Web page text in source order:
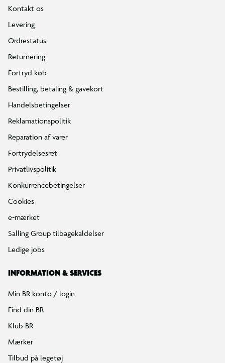
Kontakt os
Levering
Ordrestatus
Returnering
Fortryd køb
Bestilling, betaling & gavekort
Handelsbetingelser
Reklamationspolitik
Reparation af varer
Fortrydelsesret
Privatlivspolitik
Konkurrencebetingelser
Cookies
e-mærket
Salling Group tilbagekaldelser
Ledige jobs
INFORMATION & SERVICES
Min BR konto / login
Find din BR
Klub BR
Mærker
Tilbud på legetøj